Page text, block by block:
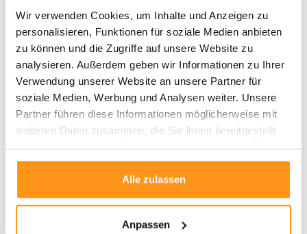
Wir verwenden Cookies, um Inhalte und Anzeigen zu
personalisieren, Funktionen für soziale Medien anbieten
zu können und die Zugriffe auf unsere Website zu
analysieren. Außerdem geben wir Informationen zu Ihrer
Verwendung unserer Website an unsere Partner für
soziale Medien, Werbung und Analysen weiter. Unsere
Partner führen diese Informationen möglicherweise mit
weiteren Daten zusammen, die Sie ihnen bereitgestellt
gesammelt haben.
Alle zulassen
Anpassen
TheEvelyn Blocks Rugbrings a touch of modern style and sophistication
to any space with its rich texture and eye-catching design. Perfect for
contemporary interiors, it enhances the beauty of your home.
Produktdaten